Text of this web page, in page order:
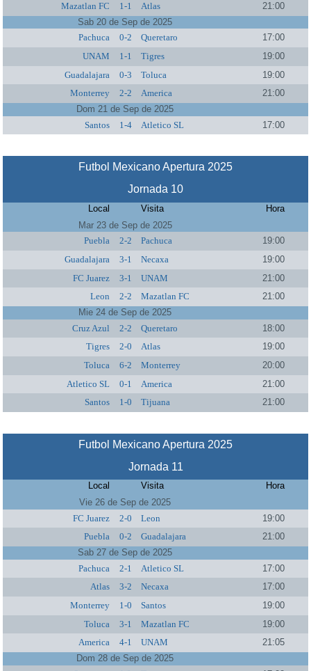
Mazatlan FC
1-1 Atlas
21:00
Sab 20 de Sep de 2025
Pachuca
0-2 Queretaro
17:00
UNAM
1-1 Tigres
19:00
Guadalajara
0-3 Toluca
19:00
Monterrey
2-2 America
21:00
Dom 21 de Sep de 2025
Santos
1-4 Atletico SL 17:00
Futbol Mexicano Apertura 2025
Jornada 10
Local Visita
Hora
Mar 23 de Sep de 2025
Puebla
2-2 Pachuca
19:00
Guadalajara
3-1 Necaxa
19:00
FC Juarez
3-1 UNAM
21:00
Leon
2-2 Mazatlan FC
21:00
Mie 24 de Sep de 2025
Cruz Azul
2-2 Queretaro
18:00
Tigres
2-0 Atlas
19:00
Toluca
6-2 Monterrey
20:00
Atletico SL
0-1 America
21:00
Santos
1-0 Tijuana 21:00
Futbol Mexicano Apertura 2025
Jornada 11
Local Visita
Hora
Vie 26 de Sep de 2025
FC Juarez
2-0 Leon
19:00
Puebla
0-2 Guadalajara
21:00
Sab 27 de Sep de 2025
Pachuca
2-1 Atletico SL
17:00
Atlas
3-2 Necaxa
17:00
Monterrey
1-0 Santos
19:00
Toluca
3-1 Mazatlan FC
19:00
America
4-1 UNAM
21:05
Dom 28 de Sep de 2025